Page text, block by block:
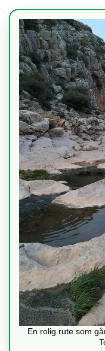
En rolig rute som